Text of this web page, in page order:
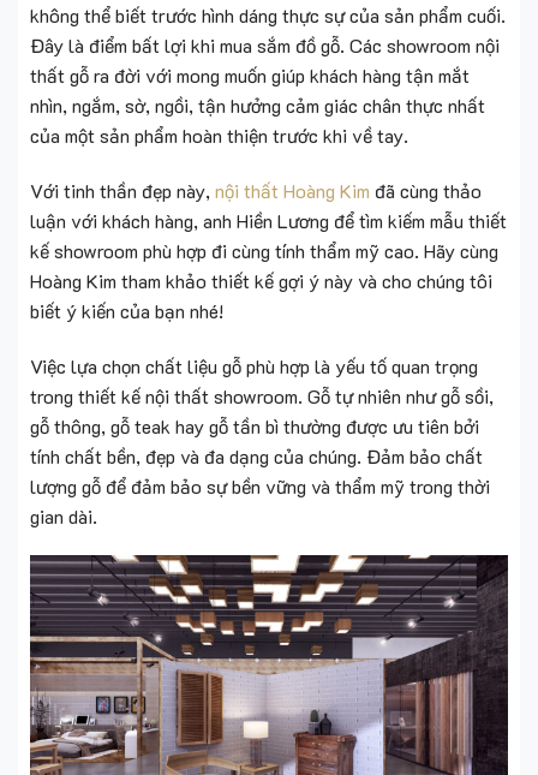
không thể biết trước hình dáng thực sự của sản phẩm cuối.
Đây là điểm bất lợi khi mua sắm đồ gỗ. Các showroom nội
thất gỗ ra đời với mong muốn giúp khách hàng tận mắt
nhìn, ngắm, sờ, ngồi, tận hưởng cảm giác chân thực nhất
của một sản phẩm hoàn thiện trước khi về tay.
Với tinh thần đẹp này, nội thất Hoàng Kim đã cùng thảo
luận với khách hàng, anh Hiền Lương để tìm kiếm mẫu thiết
kế showroom phù hợp đi cùng tính thẩm mỹ cao. Hãy cùng
Hoàng Kim tham khảo thiết kế gợi ý này và cho chúng tôi
biết ý kiến của bạn nhé!
Việc lựa chọn chất liệu gỗ phù hợp là yếu tố quan trọng
trong thiết kế nội thất showroom. Gỗ tự nhiên như gỗ sồi,
gỗ thông, gỗ teak hay gỗ tần bì thường được ưu tiên bởi
tính chất bền, đẹp và đa dạng của chúng. Đảm bảo chất
lượng gỗ để đảm bảo sự bền vững và thẩm mỹ trong thời
gian dài.